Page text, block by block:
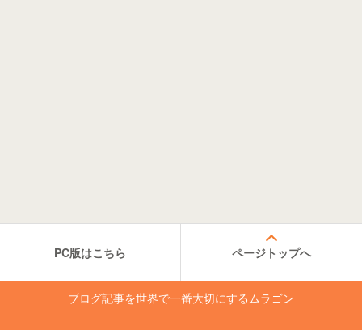
PC版はこちら ページトップへ
ブログ記事を世界で一番大切にするムラゴン